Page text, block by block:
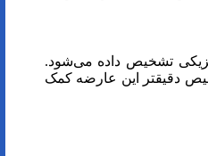
تشخیص داده می‌شود.
دقیق­تر این عارضه کمک